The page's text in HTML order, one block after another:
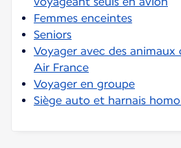
Femmes enceintes
Seniors
Voyager avec des animaux
Air France
Voyager en groupe
Siège auto et harnais